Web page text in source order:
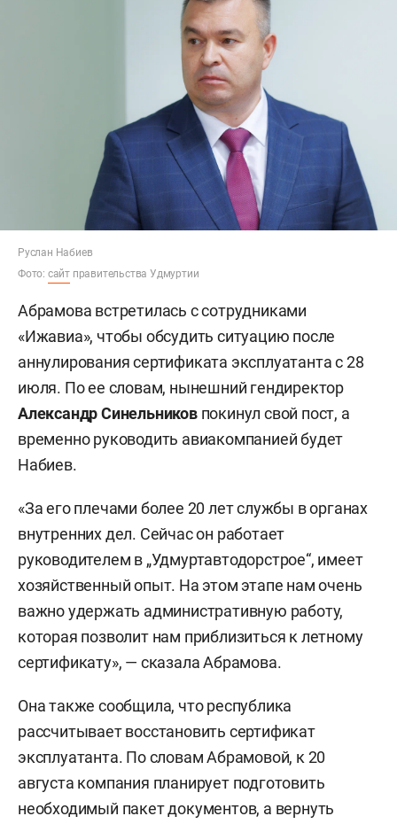
Руслан Набиев
Фото: сайт правительства Удмуртии
Абрамова встретилась с сотрудниками
«Ижавиа», чтобы обсудить ситуацию после
аннулирования сертификата эксплуатанта с 28
июля. По ее словам, нынешний гендиректор
Александр Синельниковпокинул свой пост, а
временно руководить авиакомпанией будет
Набиев.
«За его плечами более 20 лет службы в органах
внутренних дел. Сейчас он работает
руководителем в „Удмуртавтодорстрое“, имеет
хозяйственный опыт. На этом этапе нам очень
важно удержать административную работу,
которая позволит нам приблизиться к летному
сертификату», — сказала Абрамова.
Она также сообщила, что республика
рассчитывает восстановить сертификат
эксплуатанта. По словам Абрамовой, к 20
августа компания планирует подготовить
необходимый пакет документов, а вернуть